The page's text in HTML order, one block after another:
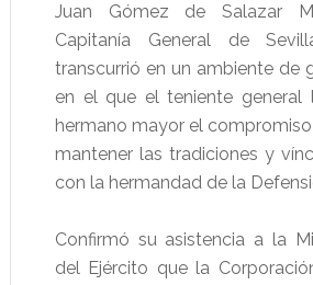
Juan Gómez de Salazar
Capitanía General de
transcurrió en un ambiente de
en el que el teniente general
hermano mayor el
mantener las tradiciones y
con la hermandad de la
Confirmó su asistencia a la
del Ejército que la